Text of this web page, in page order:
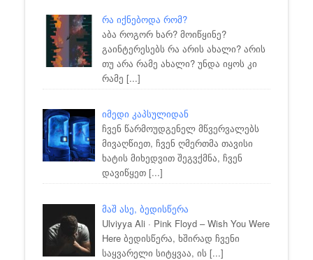
რა იქნებოდა რომ?
აბა როგორ ხარ? მოიწყინე?
გაინტერესებს რა არის ახალი? არის
თუ არა რამე ახალი? უნდა იყოს კი
რამე [...]
იმედი კაპსულიდან
ჩვენ წარმოუდგენელ მწვერვალებს
მივაღწიეთ, ჩვენ ღმერთმა თავისი
ხატის მიხედვით შეგვქმნა, ჩვენ
დავიწყეთ [...]
მაშ ასე, ბედისწერა
Ulviyya Ali · Pink Floyd – Wish You Were
Here ბედისწერა, ხშირად ჩვენი
საყვარელი სიტყვაა, ის [...]